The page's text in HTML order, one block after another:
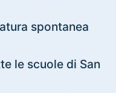
spontanea
le scuole di San